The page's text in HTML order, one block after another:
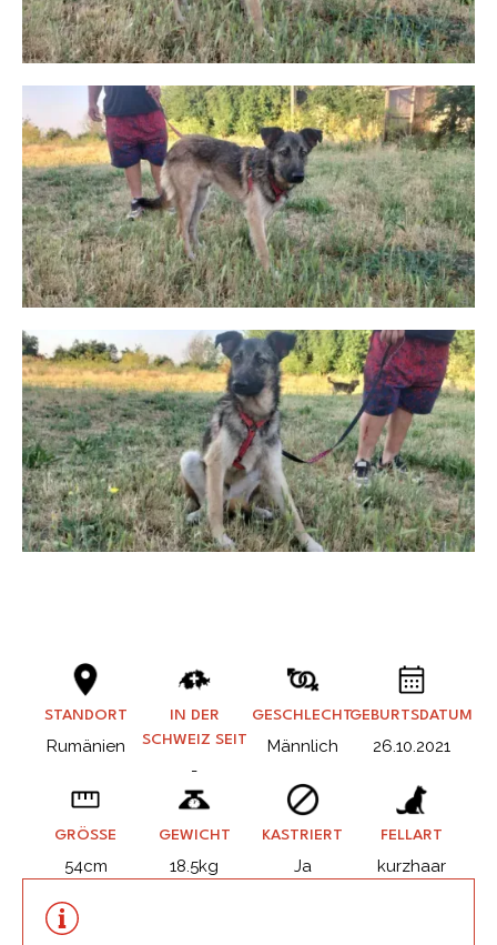
STANDORT
Rumänien
IN DER
SCHWEIZ SEIT
-
GESCHLECHT
Männlich
GEBURTSDATUM
26.10.2021
GRÖSSE
54cm
GEWICHT
18.5kg
KASTRIERT
Ja
FELLART
kurzhaar